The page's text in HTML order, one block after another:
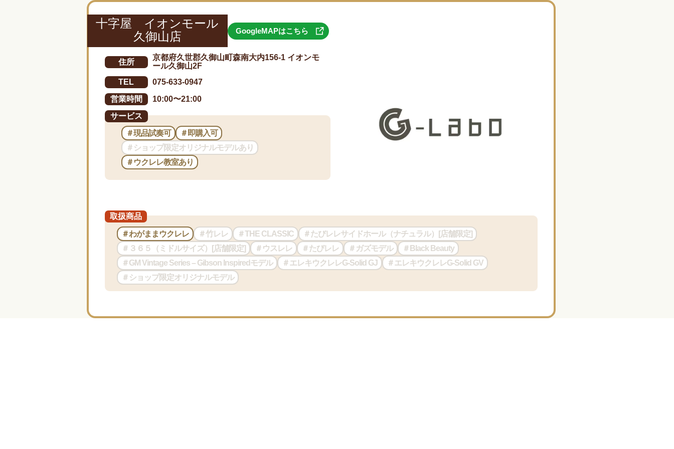
十字屋 イオンモール
久御山店
GoogleMAPはこちら
住所
京都府久世郡久御山町森南大内156-1 イオンモ
ール久御山2F
TEL
075-633-0947
営業時間 10:00〜21:00
サービス
＃現品試奏可
＃即購入可
＃ショップ限定オリジナルモデルあり
＃ウクレレ教室あり
取扱商品
＃わがままウクレレ ＃竹レレ ＃THE CLASSIC
＃たびレレサイドホール（ナチュラル）[店舗限定]
＃３６５（ミドルサイズ）[店舗限定]
＃ウスレレ ＃たびレレ ＃ガズモデル
＃Black Beauty
＃GM Vintage Series – Gibson Inspiredモデル
＃エレキウクレレG-Solid GJ
＃エレキウクレレG-Solid GV
＃ショップ限定オリジナルモデル